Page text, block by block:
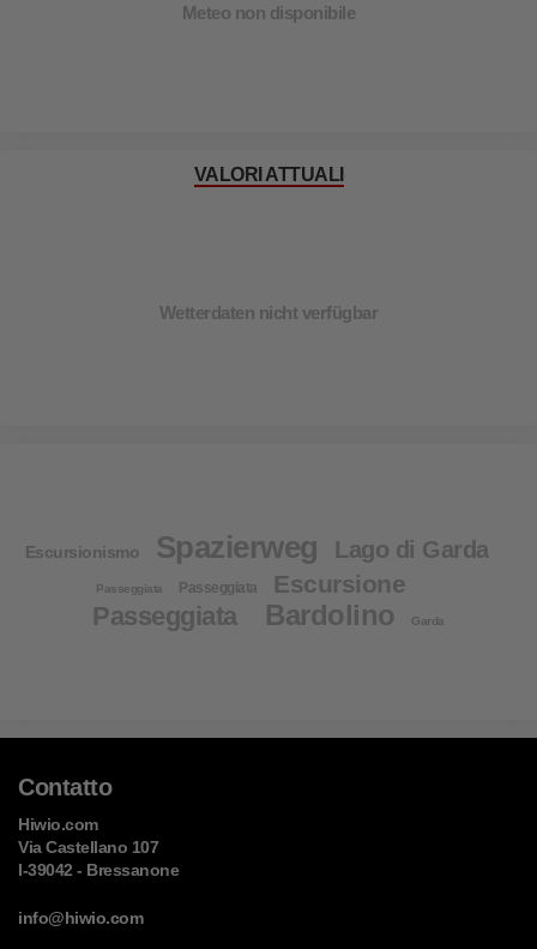
Meteo non disponibile
VALORI ATTUALI
Wetterdaten nicht verfügbar
Escursionismo Spazierweg Lago di Garda
Passeggiata Passeggiata Escursione
Passeggiata Bardolino Garda
Contatto
Hiwio.com
Via Castellano 107
I-39042 - Bressanone
info@hiwio.com